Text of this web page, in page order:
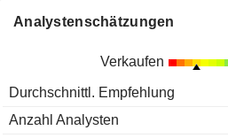
Analystenschätzungen
Verkaufen
Durchschnittl. Empfehlung
Anzahl Analysten